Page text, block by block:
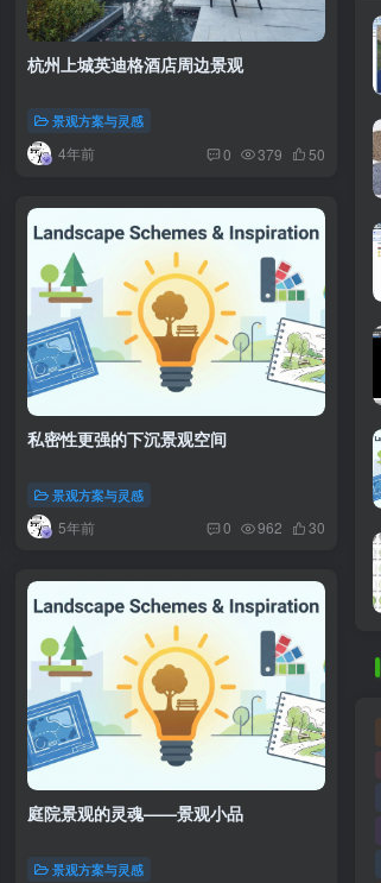
杭州上城英迪格酒店周边景观
景观方案与灵感
4年前 0 379 50
私密性更强的下沉景观空间
景观方案与灵感
5年前 0 962 30
庭院景观的灵魂——景观小品
景观方案与灵感